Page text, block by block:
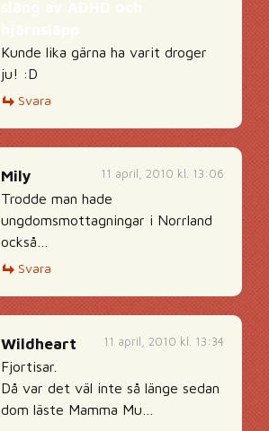
Kunde lika gärna ha varit droger
ju! :D
Svara
11 april, 2010 kl. 13:06
Mily
Trodde man hade
ungdomsmottagningar i Norrland
också…
Svara
11 april, 2010 kl. 13:34
Wildheart
Fjortisar.
Då var det väl inte så länge sedan
dom läste Mamma Mu…